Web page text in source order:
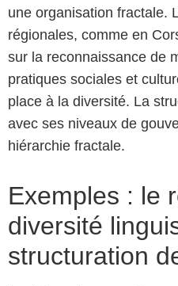
une organisation fractale.
régionales, comme en
sur la reconnaissance de
pratiques sociales et
place à la diversité. La
avec ses niveaux de
hiérarchie fractale.
Exemples : le
diversité
structuration